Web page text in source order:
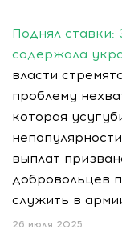
Поднял ставки:
содержала
власти
проблему
которая
выплат
добровольцев
служить в
26 июля 2025